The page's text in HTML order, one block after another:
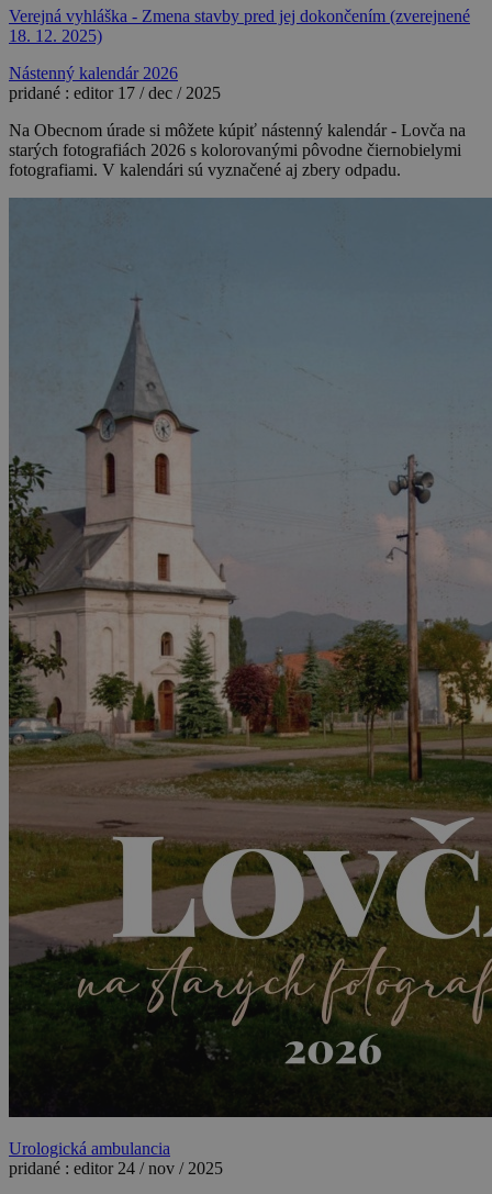
Verejná vyhláška - Zmena stavby pred jej dokončením (zverejnené
18. 12. 2025)
Nástenný kalendár 2026
pridané : editor 17 / dec / 2025
Na Obecnom úrade si môžete kúpiť nástenný kalendár - Lovča na
starých fotografiách 2026 s kolorovanými pôvodne čiernobielymi
fotografiami. V kalendári sú vyznačené aj zbery odpadu.
Urologická ambulancia
pridané : editor 24 / nov / 2025